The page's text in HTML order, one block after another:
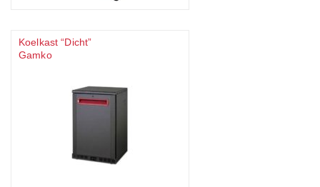
Koelkast “Dicht”
Gamko